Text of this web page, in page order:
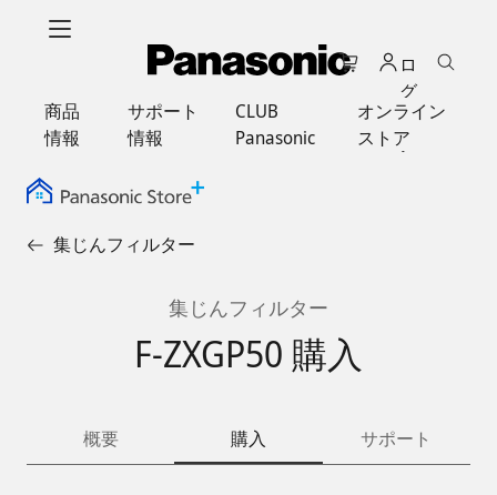
ロ
グ
イ
ン
商品
情報
サポート
情報
CLUB
Panasonic
オンライン
ストア
集じんフィルター
集じんフィルター
F-ZXGP50 購入
概要 購入 サポート